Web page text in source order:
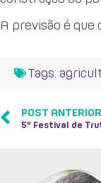
A previsão é que
Tags:
POST ANTERIOR
5º Festival de